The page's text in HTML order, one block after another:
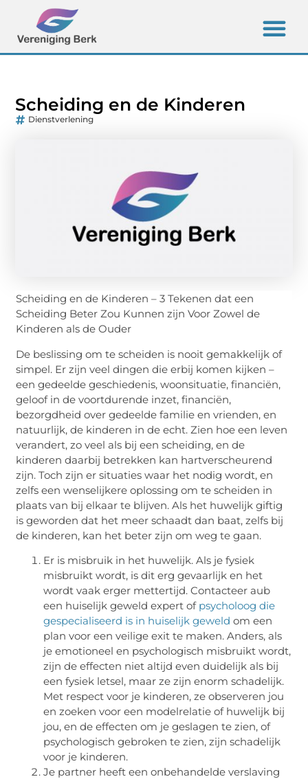
Scheiding en de Kinderen
Dienstverlening
Scheiding en de Kinderen – 3 Tekenen dat een
Scheiding Beter Zou Kunnen zijn Voor Zowel de
Kinderen als de Ouder
De beslissing om te scheiden is nooit gemakkelijk of
simpel. Er zijn veel dingen die erbij komen kijken –
een gedeelde geschiedenis, woonsituatie, financiën,
geloof in de voortdurende inzet, financiën,
bezorgdheid over gedeelde familie en vrienden, en
natuurlijk, de kinderen in de echt. Zien hoe een leven
verandert, zo veel als bij een scheiding, en de
kinderen daarbij betrekken kan hartverscheurend
zijn. Toch zijn er situaties waar het nodig wordt, en
zelfs een wenselijkere oplossing om te scheiden in
plaats van bij elkaar te blijven. Als het huwelijk giftig
is geworden dat het meer schaadt dan baat, zelfs bij
de kinderen, kan het beter zijn om weg te gaan.
Er is misbruik in het huwelijk. Als je fysiek
misbruikt wordt, is dit erg gevaarlijk en het
wordt vaak erger mettertijd. Contacteer aub
een huiselijk geweld expert of psycholoog die
gespecialiseerd is in huiselijk geweld om een
plan voor een veilige exit te maken. Anders, als
je emotioneel en psychologisch misbruikt wordt,
zijn de effecten niet altijd even duidelijk als bij
een fysiek letsel, maar ze zijn enorm schadelijk.
Met respect voor je kinderen, ze observeren jou
en zoeken voor een modelrelatie of huwelijk bij
jou, en de effecten om je geslagen te zien, of
psychologisch gebroken te zien, zijn schadelijk
voor je kinderen.
Je partner heeft een onbehandelde verslaving